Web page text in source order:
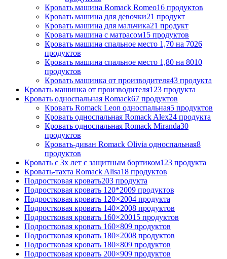
Кровать машина Romack Romeo16 продуктов
Кровать машина для девочки21 продукт
Кровать машина для мальчика21 продукт
Кровать машина с матрасом15 продуктов
Кровать машина спальное место 1,70 на 7026
продуктов
Кровать машина спальное место 1,80 на 8010
продуктов
Кровать машинка от производителя43 продукта
Кровать машинка от производителя123 продукта
Кровать односпальная Romack67 продуктов
Кровать Romack Leon односпальная5 продуктов
Кровать односпальная Romack Alex24 продукта
Кровать односпальная Romack Miranda30
продуктов
Кровать-диван Romack Olivia односпальная8
продуктов
Кровать с 3х лет с защитным бортиком123 продукта
Кровать-тахта Romack Alisa18 продуктов
Подростковая кровать203 продукта
Подростковая кровать 120*2009 продуктов
Подростковая кровать 120×2004 продукта
Подростковая кровать 140×2008 продуктов
Подростковая кровать 160×20015 продуктов
Подростковая кровать 160×809 продуктов
Подростковая кровать 180×2008 продуктов
Подростковая кровать 180×809 продуктов
Подростковая кровать 200×909 продуктов